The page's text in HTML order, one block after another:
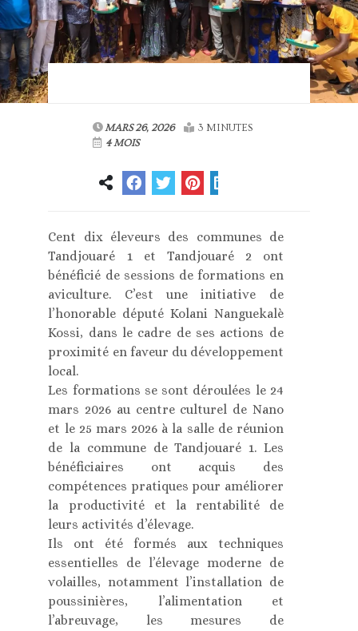
MARS 26, 2026
3 MINUTES
4 MOIS
Cent dix éleveurs des communes de
Tandjouaré 1 et Tandjouaré 2 ont
bénéficié de sessions de formations en
aviculture. C’est une initiative de
l’honorable député Kolani Nanguekalè
Kossi, dans le cadre de ses actions de
proximité en faveur du développement
local.
Les formations se sont déroulées le 24
mars 2026 au centre culturel de Nano
et le 25 mars 2026 à la salle de réunion
de la commune de Tandjouaré 1. Les
bénéficiaires ont acquis des
compétences pratiques pour améliorer
la productivité et la rentabilité de
leurs activités d’élevage.
Ils ont été formés aux techniques
essentielles de l’élevage moderne de
volailles, notamment l’installation de
poussinières, l’alimentation et
l’abreuvage, les mesures de